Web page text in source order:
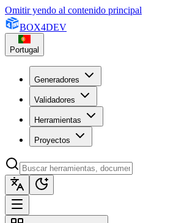
Omitir yendo al contenido principal
BOX4DEV
Portugal
Generadores
Validadores
Herramientas
Proyectos